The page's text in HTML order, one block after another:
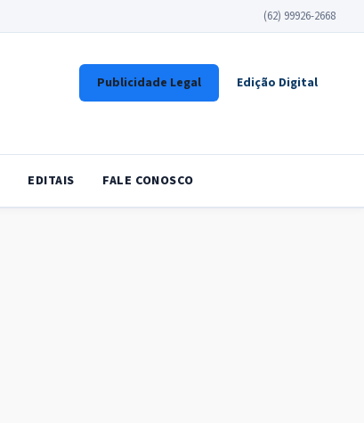
(62) 99926-2668
Publicidade Legal Edição Digital
EDITAIS FALE CONOSCO